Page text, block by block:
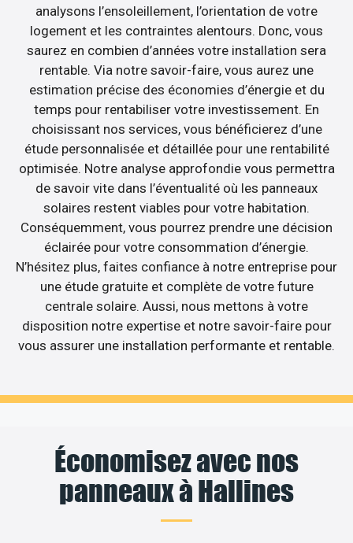
analysons l’ensoleillement, l’orientation de votre
logement et les contraintes alentours. Donc, vous
saurez en combien d’années votre installation sera
rentable. Via notre savoir-faire, vous aurez une
estimation précise des économies d’énergie et du
temps pour rentabiliser votre investissement. En
choisissant nos services, vous bénéficierez d’une
étude personnalisée et détaillée pour une rentabilité
optimisée. Notre analyse approfondie vous permettra
de savoir vite dans l’éventualité où les panneaux
solaires restent viables pour votre habitation.
Conséquemment, vous pourrez prendre une décision
éclairée pour votre consommation d’énergie.
N’hésitez plus, faites confiance à notre entreprise pour
une étude gratuite et complète de votre future
centrale solaire. Aussi, nous mettons à votre
disposition notre expertise et notre savoir-faire pour
vous assurer une installation performante et rentable.
Économisez avec nos
panneaux à Hallines